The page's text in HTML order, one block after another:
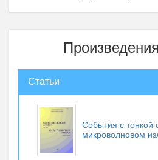
Статьи
События с тонкой
микроволновом